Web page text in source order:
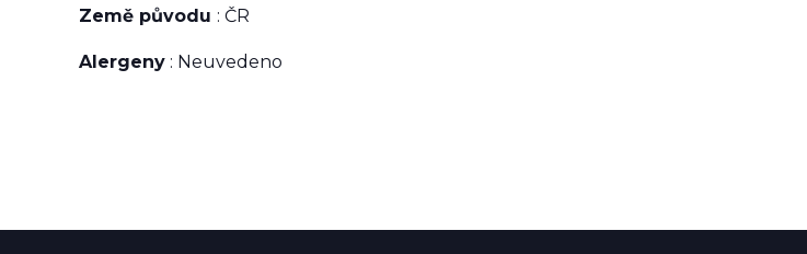
Země původu : ČR
Alergeny : Neuvedeno